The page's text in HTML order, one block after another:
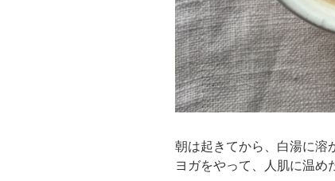
朝は起きてから、白湯に溶
ヨガをやって、人肌に温め